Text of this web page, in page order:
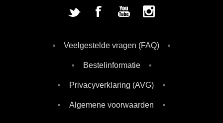
Veelgestelde vragen (FAQ)
Bestelinformatie
Privacyverklaring (AVG)
Algemene voorwaarden